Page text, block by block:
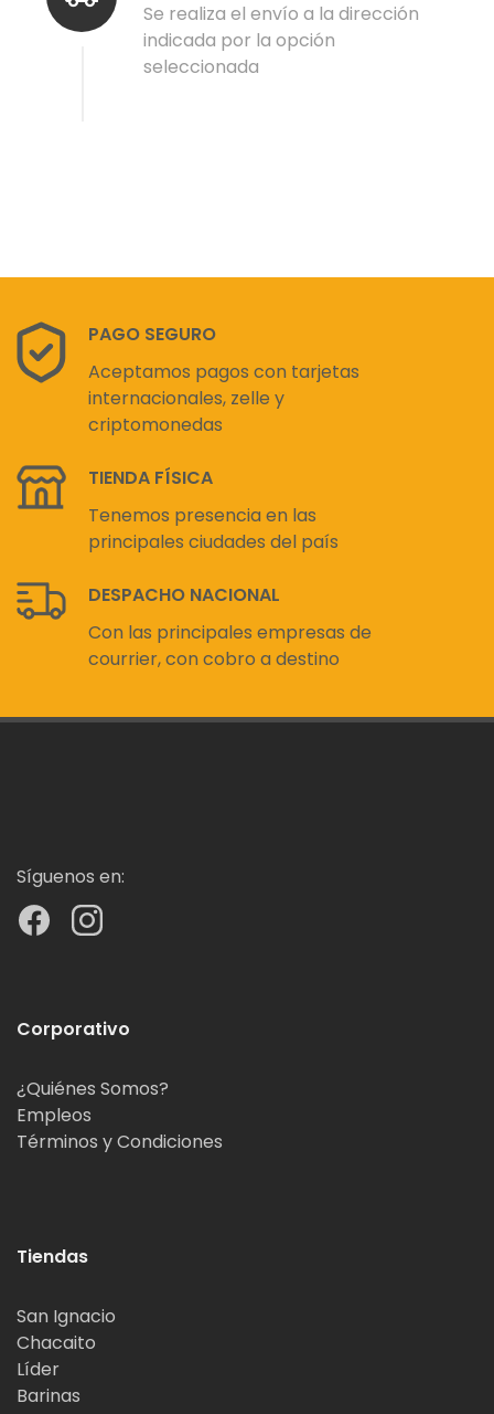
Se realiza el envío a la dirección
indicada por la opción
seleccionada
PAGO SEGURO
Aceptamos pagos con tarjetas
internacionales, zelle y
criptomonedas
TIENDA FÍSICA
Tenemos presencia en las
principales ciudades del país
DESPACHO NACIONAL
Con las principales empresas de
courrier, con cobro a destino
Síguenos en:
Corporativo
¿Quiénes Somos?
Empleos
Términos y Condiciones
Tiendas
San Ignacio
Chacaito
Líder
Barinas